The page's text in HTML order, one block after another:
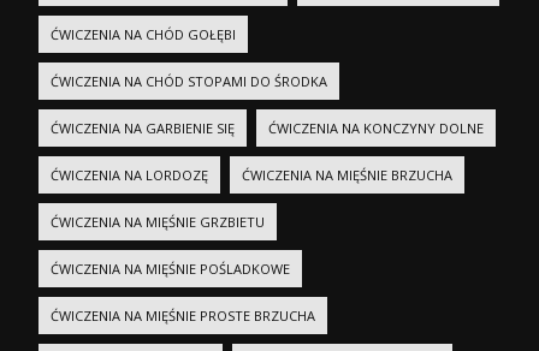
ĆWICZENIA NA CHÓD GOŁĘBI
ĆWICZENIA NA CHÓD STOPAMI DO ŚRODKA
ĆWICZENIA NA GARBIENIE SIĘ ĆWICZENIA NA KONCZYNY DOLNE
ĆWICZENIA NA LORDOZĘ ĆWICZENIA NA MIĘŚNIE BRZUCHA
ĆWICZENIA NA MIĘŚNIE GRZBIETU
ĆWICZENIA NA MIĘŚNIE POŚLADKOWE
ĆWICZENIA NA MIĘŚNIE PROSTE BRZUCHA